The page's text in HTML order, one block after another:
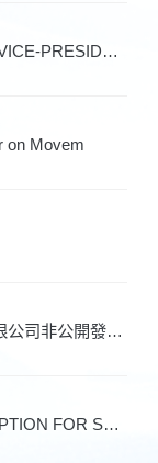
APPOINTMENT OF SENIOR VICE-PRESIDENT
on Movem
關於認購華能國際電力股份有限公司非公開發行股票的公告
ANNOUNCEMENT SUBSCRIPTION FOR SHARES ISS